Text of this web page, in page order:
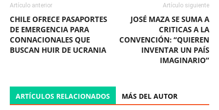
Artículo anterior
CHILE OFRECE PASAPORTES
DE EMERGENCIA PARA
CONNACIONALES QUE
BUSCAN HUIR DE UCRANIA
Artículo siguiente
JOSÉ MAZA SE SUMA A
CRITICAS A LA
CONVENCIÓN: “QUIEREN
INVENTAR UN PAÍS
IMAGINARIO”
ARTÍCULOS RELACIONADOS MÁS DEL AUTOR